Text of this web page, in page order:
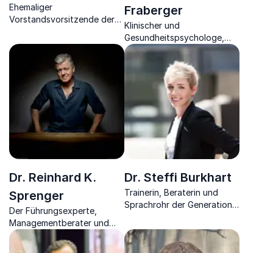
Ehemaliger
Vorstandsvorsitzende der
Experte für Führung &
Veränderungsprozesse
Fraberger
Klinischer und
Gesundheitspsychologe,
Autor und Vortragender
Dr. Reinhard K.
Sprenger
Der Führungsexperte,
Managementberater und
Bestseller-Autor strukturiert
Ihr Unternehmen neu und
Dr. Steffi Burkhart
Trainerin, Beraterin und
Sprachrohr der Generation
Talente verstehen und für
Ihr Unternehmen gewinnen